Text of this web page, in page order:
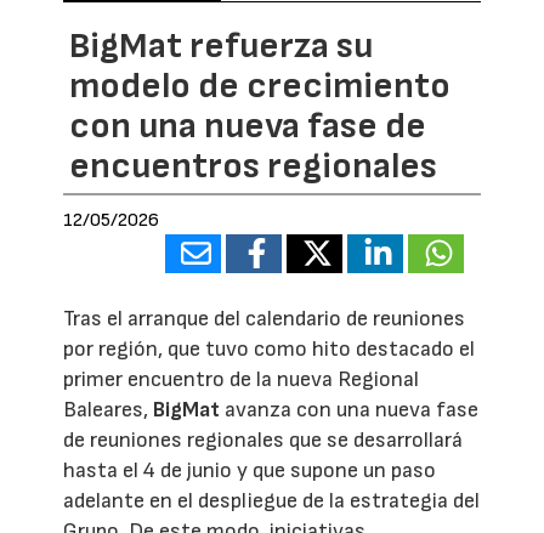
BigMat refuerza su
modelo de crecimiento
con una nueva fase de
encuentros regionales
12/05/2026
Tras el arranque del calendario de reuniones
por región, que tuvo como hito destacado el
primer encuentro de la nueva Regional
Baleares, BigMat avanza con una nueva fase
de reuniones regionales que se desarrollará
hasta el 4 de junio y que supone un paso
adelante en el despliegue de la estrategia del